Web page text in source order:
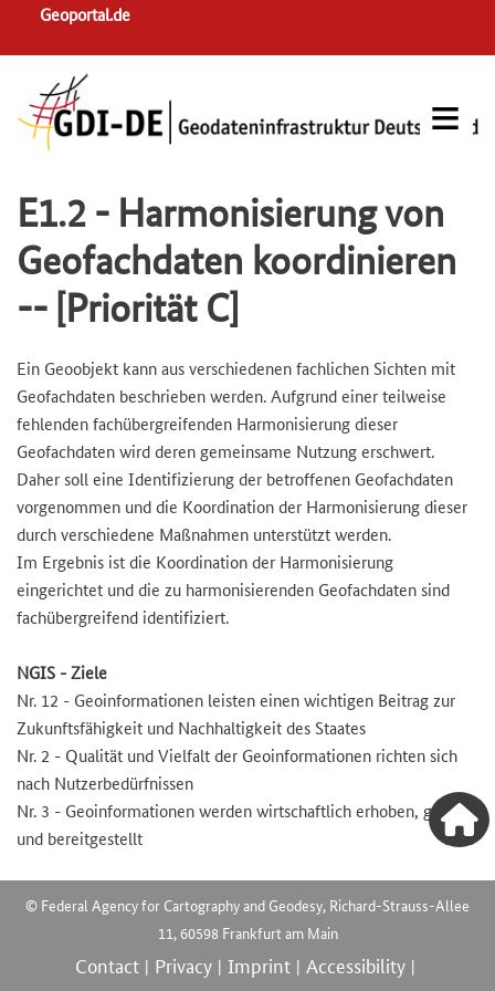
navigation
Geoportal.de
E1.2 - Harmonisierung von
Geofachdaten koordinieren
-- [Priorität C]
Ein Geoobjekt kann aus verschiedenen fachlichen Sichten mit
Geofachdaten beschrieben werden. Aufgrund einer teilweise
fehlenden fachübergreifenden Harmonisierung dieser
Geofachdaten wird deren gemeinsame Nutzung erschwert.
Daher soll eine Identifizierung der betroffenen Geofachdaten
vorgenommen und die Koordination der Harmonisierung dieser
durch verschiedene Maßnahmen unterstützt werden.
Im Ergebnis ist die Koordination der Harmonisierung
eingerichtet und die zu harmonisierenden Geofachdaten sind
fachübergreifend identifiziert.
NGIS - Ziele
Nr. 12 - Geoinformationen leisten einen wichtigen Beitrag zur
Zukunftsfähigkeit und Nachhaltigkeit des Staates
Nr. 2 - Qualität und Vielfalt der Geoinformationen richten sich
nach Nutzerbedürfnissen
Nr. 3 - Geoinformationen werden wirtschaftlich erhoben, geführt
und bereitgestellt
© Federal Agency for Cartography and Geodesy, Richard-Strauss-Allee
11, 60598 Frankfurt am Main
Contact | Privacy | Imprint | Accessibility |